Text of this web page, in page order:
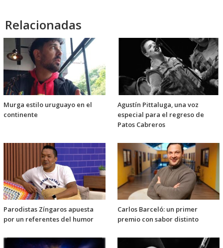
Relacionadas
Murga estilo uruguayo en el
continente
Agustín Pittaluga, una voz
especial para el regreso de
Patos Cabreros
Parodistas Zíngaros apuesta
por un referentes del humor
Carlos Barceló: un primer
premio con sabor distinto